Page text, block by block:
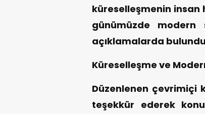
küreselleşmenin
günümüzde
açıklamalarda
Küreselleşme ve
Düzenlenen çevrimiçi
teşekkür ederek